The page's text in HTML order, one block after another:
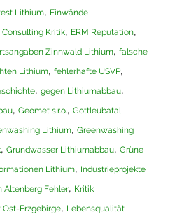
Lithium, Einwände
Consulting Kritik, ERM Reputation,
Zinnwald Lithium, falsche
Lithium, fehlerhafte USVP,
, gegen Lithiumabbau,
, Geomet s.r.o., Gottleubatal
Lithium, Greenwashing
, Grundwasser Lithiumabbau, Grüne
Lithium, Industrieprojekte
Altenberg Fehler, Kritik
Erzgebirge, Lebensqualität